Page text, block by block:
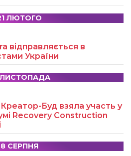
ЛЮТОГО
відправляється в
України
ЛИСТОПАДА
Креатор-Буд взяла участь у
Recovery Construction
8 СЕРПНЯ